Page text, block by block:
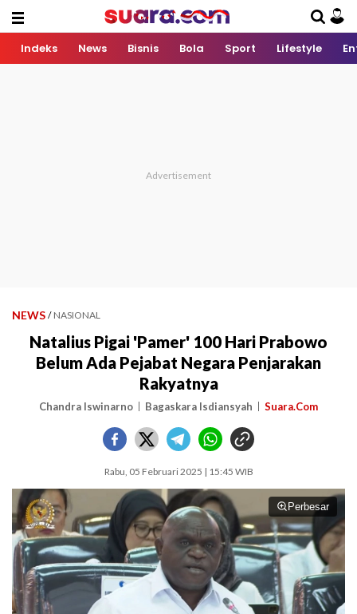
Indeks News Bisnis Bola Sport Lifestyle
NEWS / NASIONAL
Natalius Pigai 'Pamer' 100 Hari Prabowo
Belum Ada Pejabat Negara Penjarakan
Rakyatnya
Chandra Iswinarno Bagaskara Isdiansyah Suara.Com
Rabu, 05 Februari 2025 | 15:45 WIB
Perbesar